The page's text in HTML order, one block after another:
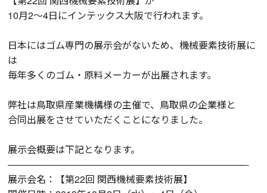
10月2～4日にインテックス大阪で行われます。
日本にはゴム専門の展示会がないため、機械要素技術展に
は
毎年多くのゴム・原料メーカーが出展されます。
弊社は鳥取県産業機構様の主催で、鳥取県の企業様と
合同出展をさせていただくことになりました。
展示会概要は下記となります。
—————————————————————————-
展示会名：【第22回 関西機械要素技術展】